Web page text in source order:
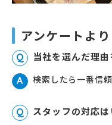
アンケートより
Q 当社を選んだ理由
A 検索したら一番信
Q スタッフの対応